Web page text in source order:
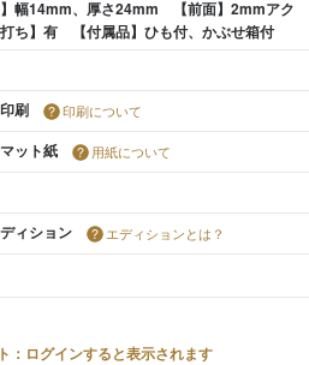
】幅14mm、厚さ24mm 【前面】2mmアク
ち】有 【付属品】ひも付、かぶせ箱付
刷 印刷について
ット紙 用紙について
ィション エディションとは？
：ログインすると表示されます